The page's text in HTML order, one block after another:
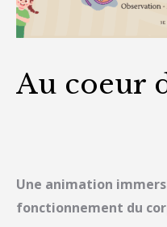
Au coeur
Une animation
fonctionnement du